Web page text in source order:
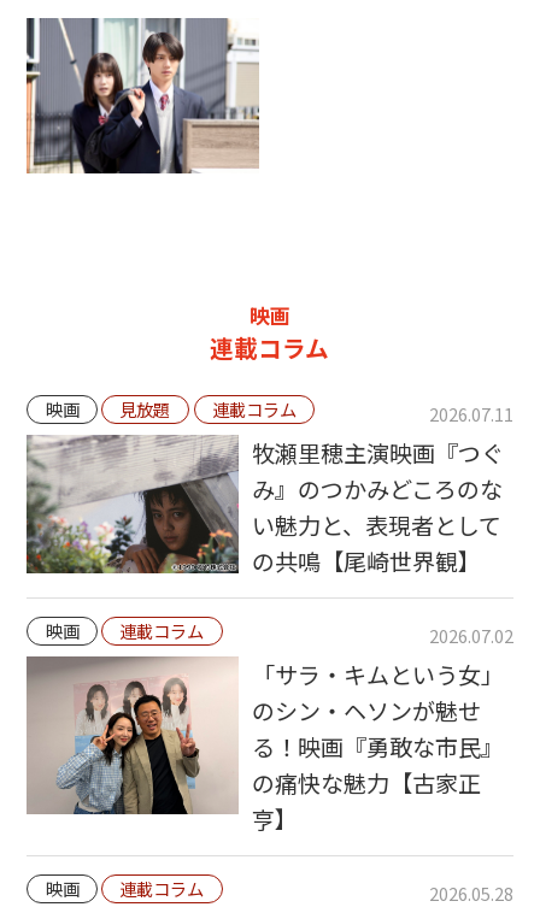
映画
連載コラム
映画 見放題 連載コラム 2026.07.11
牧瀬里穂主演映画『つぐ
み』のつかみどころのな
い魅力と、表現者として
の共鳴【尾崎世界観】
映画 連載コラム 2026.07.02
「サラ・キムという女」
のシン・ヘソンが魅せ
る！映画『勇敢な市民』
の痛快な魅力【古家正
亨】
映画 連載コラム 2026.05.28